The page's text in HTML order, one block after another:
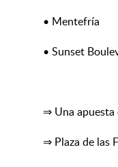
• Mentefría
• Sunset
⇒ Una apuesta
⇒ Plaza de las